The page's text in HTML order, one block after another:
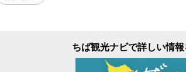
ちば観光ナビで詳しい情